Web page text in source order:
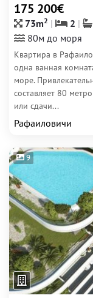
175 200€
73m2 2
80м до моря
Квартира в
одна ванная
море.
составляет 80
или сдачи...
Рафаиловичи
9